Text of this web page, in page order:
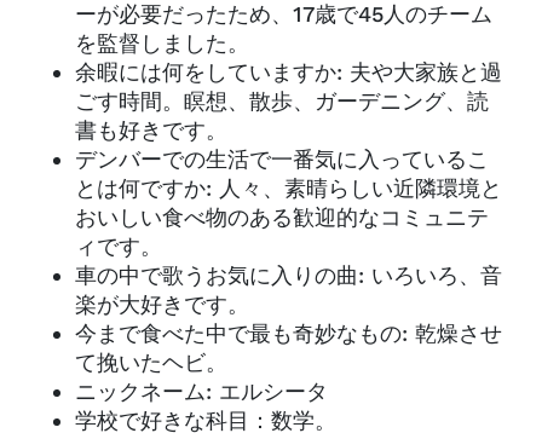
ーが必要だったため、17歳で45人のチーム
を監督しました。
余暇には何をしていますか: 夫や大家族と過
ごす時間。瞑想、散歩、ガーデニング、読
書も好きです。
デンバーでの生活で一番気に入っているこ
とは何ですか: 人々、素晴らしい近隣環境と
おいしい食べ物のある歓迎的なコミュニテ
ィです。
車の中で歌うお気に入りの曲: いろいろ、音
楽が大好きです。
今まで食べた中で最も奇妙なもの: 乾燥させ
て挽いたヘビ。
ニックネーム: エルシータ
学校で好きな科目：数学。